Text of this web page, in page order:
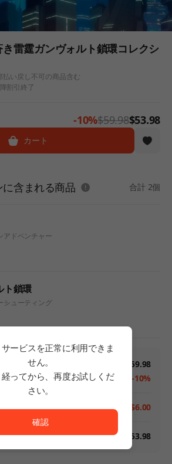
雷霆ガンヴォルト鎖環コレクシ
払い戻し不可の商品含む
割引終了
-10%$59.98$53.98
カート
含まれる商品 合計 2個
アドベンチャー
ト鎖環
シューティング
$59.98
-10%
額 -$6.00
$53.98
ービスを正常に利用できま
せん。
経ってから、再度お試しくだ
さい。
ービスを正常に利用できません。<br/>
確認